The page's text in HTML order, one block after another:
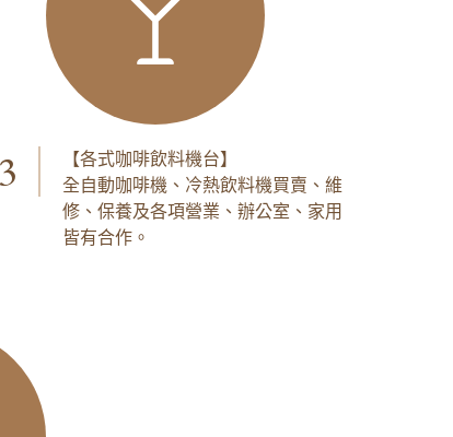
【各式咖啡飲料機台】
全自動咖啡機、冷熱飲料機買賣、維
修、保養及各項營業、辦公室、家用
皆有合作。